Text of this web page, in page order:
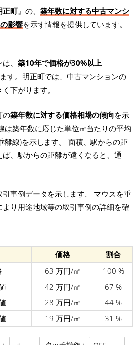
正町』の、 築年数に対する中古マンシ
影響を示す情報を提供しています。
、 築10年で価格が30%以上
す。明正町では、中古マンションの
下がります。
の築年数に対する価格相場の傾向を示
は築年数に応じた単位㎡当たりの平均
離線)を示します。 面積、駅からの距
、駅からの距離が遠くなると、通
事例データを示します。 マウスを重
り用途地域等の取引事例の詳細を確
価格
割合
63 万円/㎡
100 %
42 万円/㎡
67 %
28 万円/㎡
44 %
19 万円/㎡ 31 %